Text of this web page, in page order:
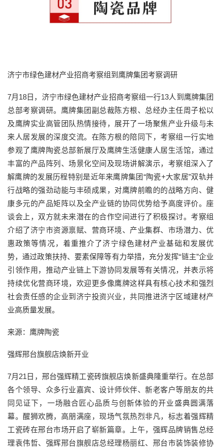
济宁市绿色建材产业招商考察组到鹰牌集团考察调研
7月18日，济宁市绿色建材产业招商考察组一行13人到鹰牌集团
总部考察调研。鹰牌集团副总裁陈方根、总经办主任周子松以
及鹰牌实业高管团队热情接待，展开了一场聚焦产业升级与未
来人居发展的深度交流。在陈方根的陪同下，考察组一行实地
参观了鹰牌陶瓷总部新展厅及鹰牌生活健康人居生活馆，通过
丰富的产品阵列、场景化空间及现场讲解演示，考察组深入了
解鹰牌的发展历程特别是近年来鹰牌集团“陶瓷+大家居”双轨并
行战略的强劲动能与丰硕成果，对鹰牌前瞻的的战略方向、健
康多元的产品矩阵以及全产业链的协同优势给予高度评价。座
谈会上，双方就未来潜在的合作空间进行了积极探讨。考察组
介绍了济宁市资源禀赋、营商环境、产业集群、市场潜力、优
惠政策等情况，着重推介了济宁绿色建材产业基础和发展优
势，通过政策扶持、要素保障等有力举措，充分发挥“链主”企业
引领作用，推动产业链上下游协同发展等有关情况，并表示将
持续优化营商环境，欢迎更多像鹰牌这样具有核心技术和强烈
社会责任感的企业到济宁投资兴业，共同推进济宁区域建材产
业高质量发展。
来源：鹰牌陶瓷
强辉邢台旗舰店焕新开业
7月21日，邢台强辉精工瓷砖旗舰店焕新盛典隆重举行。在总部
各个领导、众多行业嘉宾、设计师伙伴、新老客户等朋友的共
同见证下，一场融合匠心品质与创新体验的开业盛典圆满落
幕。醒狮欢腾，高朋满座，现场气氛热烈非凡，标志着强辉精
工瓷砖在邢台市场开启了崭新篇章。上午，强辉品牌销售总经
理袁伟哲、强辉邢台旗舰店总经理杨丽红、邢台市装饰装修协